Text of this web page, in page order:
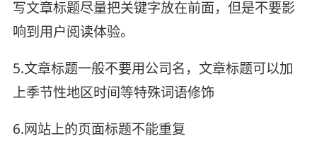
写文章标题尽量把关键字放在前面，但是不要影
响到用户阅读体验。
5.文章标题一般不要用公司名，文章标题可以加
上季节性地区时间等特殊词语修饰
6.网站上的页面标题不能重复